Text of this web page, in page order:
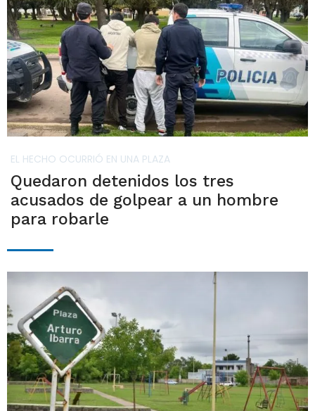
EL HECHO OCURRIÓ EN UNA PLAZA
Quedaron detenidos los tres
acusados de golpear a un hombre
para robarle